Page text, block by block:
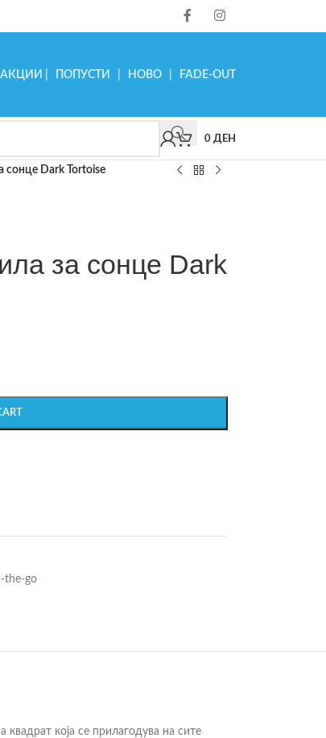
АКЦИИ ПОПУСТИ НОВО FADE-OUT
0 ДЕН
сонце Dark Tortoise
за сонце Dark
the-go
која се прилагодува на сите